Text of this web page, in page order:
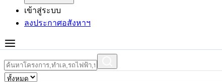
เข้าสู่ระบบ
ลงประกาศอสังหาฯ